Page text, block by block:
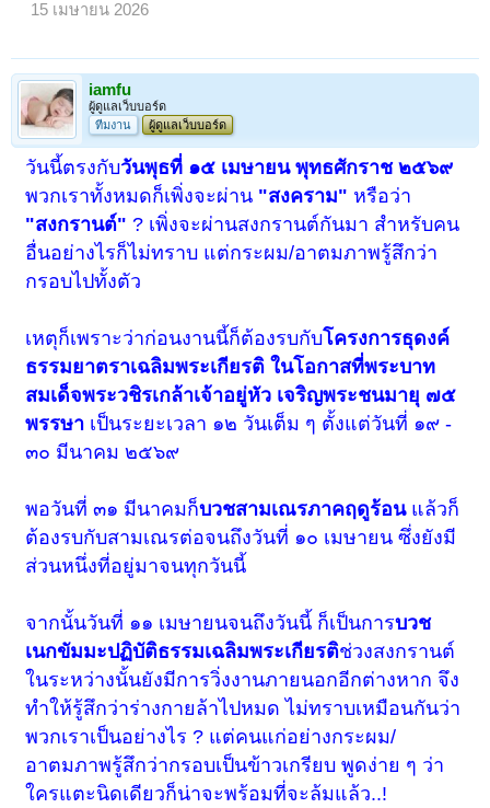
15 เมษายน 2026
iamfu
ผู้ดูแลเว็บบอร์ด
ทีมงาน
ผู้ดูแลเว็บบอร์ด
วันนี้ตรงกับวันพุธที่ ๑๕ เมษายน พุทธศักราช ๒๕๖๙
พวกเราทั้งหมดก็เพิ่งจะผ่าน "สงคราม" หรือว่า
"สงกรานต์" ? เพิ่งจะผ่านสงกรานต์กันมา สำหรับคน
อื่นอย่างไรก็ไม่ทราบ แต่กระผม/อาตมภาพรู้สึกว่า
กรอบไปทั้งตัว
เหตุก็เพราะว่าก่อนงานนี้ก็ต้องรบกับโครงการธุดงค์
ธรรมยาตราเฉลิมพระเกียรติ ในโอกาสที่พระบาท
สมเด็จพระวชิรเกล้าเจ้าอยู่หัว เจริญพระชนมายุ ๗๕
พรรษา เป็นระยะเวลา ๑๒ วันเต็ม ๆ ตั้งแต่วันที่ ๑๙ -
๓๐ มีนาคม ๒๕๖๙
พอวันที่ ๓๑ มีนาคมก็บวชสามเณรภาคฤดูร้อนแล้วก็
ต้องรบกับสามเณรต่อจนถึงวันที่ ๑๐ เมษายน ซึ่งยังมี
ส่วนหนึ่งที่อยู่มาจนทุกวันนี้
จากนั้นวันที่ ๑๑ เมษายนจนถึงวันนี้ ก็เป็นการบวช
เนกขัมมะปฏิบัติธรรมเฉลิมพระเกียรติช่วงสงกรานต์
ในระหว่างนั้นยังมีการวิ่งงานภายนอกอีกต่างหาก จึง
ทำให้รู้สึกว่าร่างกายล้าไปหมด ไม่ทราบเหมือนกันว่า
พวกเราเป็นอย่างไร ? แต่คนแก่อย่างกระผม/
อาตมภาพรู้สึกว่ากรอบเป็นข้าวเกรียบ พูดง่าย ๆ ว่า
ใครแตะนิดเดียวก็น่าจะพร้อมที่จะล้มแล้ว..!